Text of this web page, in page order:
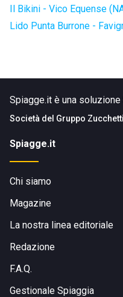
Il Bikini - Vico Equense
Lido Punta Burrone -
Spiagge.it è una
Società del Gruppo Zucchetti
Spiagge.it
Chi siamo
Magazine
La nostra linea editoriale
Redazione
F.A.Q.
Gestionale Spiaggia